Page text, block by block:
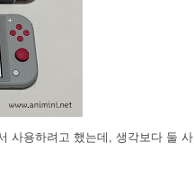
사용하려고 했는데, 생각보다 둘 사